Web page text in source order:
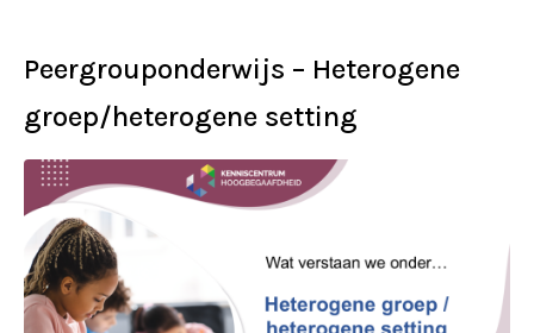
Peergrouponderwijs – Heterogene
groep/heterogene setting